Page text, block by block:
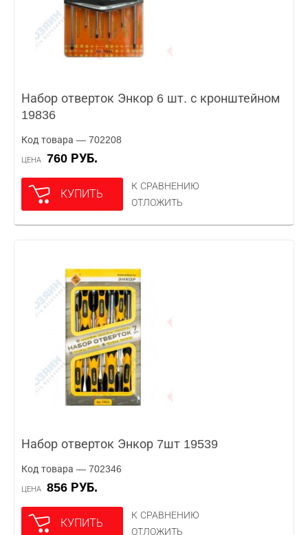
Набор отверток Энкор 6 шт. с кронштейном
19836
Код товара — 702208
ЦЕНА 760 РУБ.
КУПИТЬ
К СРАВНЕНИЮ
ОТЛОЖИТЬ
Набор отверток Энкор 7шт 19539
Код товара — 702346
ЦЕНА 856 РУБ.
КУПИТЬ
К СРАВНЕНИЮ
ОТЛОЖИТЬ